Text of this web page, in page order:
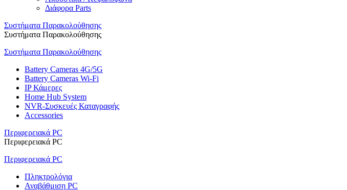
Διάφορα Parts
Συστήματα Παρακολούθησης
Συστήματα Παρακολούθησης
Συστήματα Παρακολούθησης
Battery Cameras 4G/5G
Battery Cameras Wi-Fi
IP Κάμερες
Home Hub System
NVR-Συσκευές Καταγραφής
Accessories
Περιφερειακά PC
Περιφερειακά PC
Περιφερειακά PC
Πληκτρολόγια
Αναβάθμιση PC